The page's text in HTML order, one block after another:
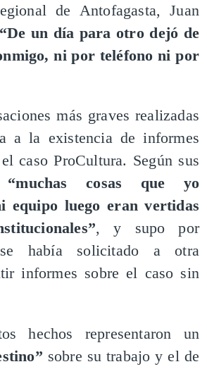
de Antofagasta, Juan
“De un día para otro dejó de
ni por teléfono ni por
más graves realizadas
a la existencia de informes
caso ProCultura. Según sus
“muchas cosas que yo
equipo luego eran vertidas
, y supo por
había solicitado a otra
informes sobre el caso sin
hechos representaron un
sobre su trabajo y el de